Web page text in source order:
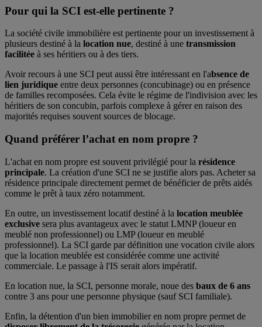
Pour qui la SCI est-elle pertinente ?
La société civile immobilière est pertinente pour un investissement à
plusieurs destiné à la location nue, destiné à une transmission
facilitée à ses héritiers ou à des tiers.
Avoir recours à une SCI peut aussi être intéressant en l'absence de
lien juridique entre deux personnes (concubinage) ou en présence
de familles recomposées. Cela évite le régime de l'indivision avec les
héritiers de son concubin, parfois complexe à gérer en raison des
majorités requises souvent sources de blocage.
Quand préférer l’achat en nom propre ?
L'achat en nom propre est souvent privilégié pour la résidence
principale. La création d'une SCI ne se justifie alors pas. Acheter sa
résidence principale directement permet de bénéficier de prêts aidés
comme le prêt à taux zéro notamment.
En outre, un investissement locatif destiné à la location meublée
exclusive sera plus avantageux avec le statut LMNP (loueur en
meublé non professionnel) ou LMP (loueur en meublé
professionnel). La SCI garde par définition une vocation civile alors
que la location meublée est considérée comme une activité
commerciale. Le passage à l'IS serait alors impératif.
En location nue, la SCI, personne morale, noue des baux de 6 ans
contre 3 ans pour une personne physique (sauf SCI familiale).
Enfin, la détention d'un bien immobilier en nom propre permet de